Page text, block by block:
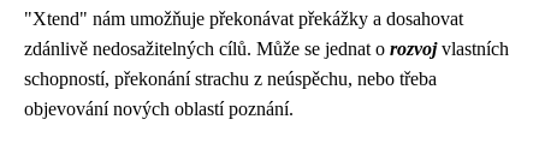
"Xtend" nám umožňuje překonávat překážky a dosahovat
zdánlivě nedosažitelných cílů. Může se jednat o rozvojvlastních
schopností, překonání strachu z neúspěchu, nebo třeba
objevování nových oblastí poznání.